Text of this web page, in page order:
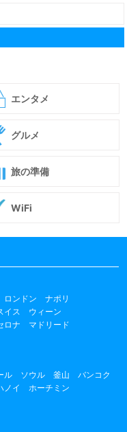
エンタメ
グルメ
旅の準備
WiFi
ロンドン
ナポリ
イス
ウィーン
ロナ
マドリード
ル ソウル 釜山
バンコク
ノイ
ホーチミン